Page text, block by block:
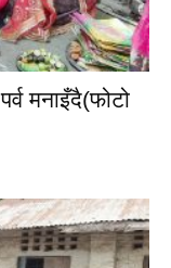
मनाइँदै(फोटो